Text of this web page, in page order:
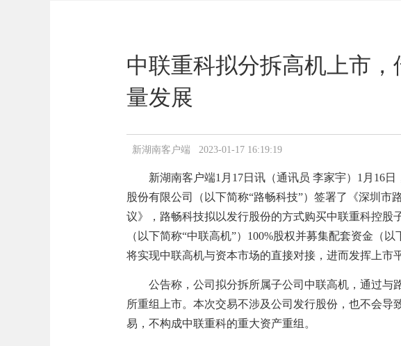
中联重科拟分拆高机上市
量发展
新湖南客户端 2023-01-17 16:19:19
新湖南客户端1月17日讯（通讯员 李家宇）1月16日
股份有限公司（以下简称“路畅科技”）签署了《深圳市
议》，路畅科技拟以发行股份的方式购买中联重科控股
（以下简称“中联高机”）100%股权并募集配套资金（
将实现中联高机与资本市场的直接对接，进而发挥上市
公告称，公司拟分拆所属子公司中联高机，通过与
所重组上市。本次交易不涉及公司发行股份，也不会导
易，不构成中联重科的重大资产重组。